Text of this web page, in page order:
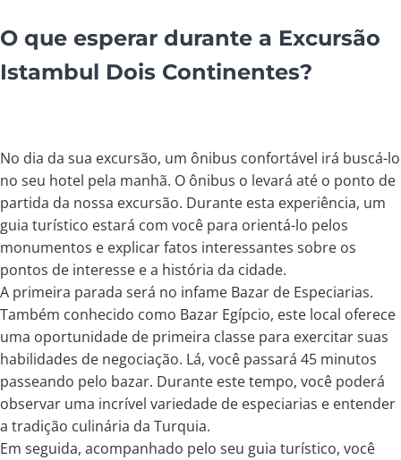
O que esperar durante a Excursão
Istambul Dois Continentes?
No dia da sua excursão, um ônibus confortável irá buscá-lo
no seu hotel pela manhã. O ônibus o levará até o ponto de
partida da nossa excursão. Durante esta experiência, um
guia turístico estará com você para orientá-lo pelos
monumentos e explicar fatos interessantes sobre os
pontos de interesse e a história da cidade.
A primeira parada será no infame Bazar de Especiarias.
Também conhecido como Bazar Egípcio, este local oferece
uma oportunidade de primeira classe para exercitar suas
habilidades de negociação. Lá, você passará 45 minutos
passeando pelo bazar. Durante este tempo, você poderá
observar uma incrível variedade de especiarias e entender
a tradição culinária da Turquia.
Em seguida, acompanhado pelo seu guia turístico, você